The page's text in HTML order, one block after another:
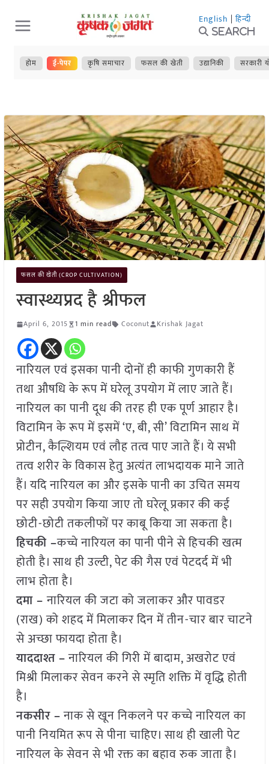
Skip
to
content
English | हिन्दी
Search
होम ई-पेपर कृषि समाचार फसल की खेती उद्यानिकी सरकारी
फसल की खेती (CROP CULTIVATION)
स्वास्थ्यप्रद है श्रीफल
April 6, 2015 1 min read Coconut Krishak Jagat
नारियल एवं इसका पानी दोनों ही काफी गुणकारी हैं
तथा औषधि के रूप में घरेलू उपयोग में लाए जाते हैं।
नारियल का पानी दूध की तरह ही एक पूर्ण आहार है।
विटामिन के रूप में इसमें ‘ए, बी, सी’ विटामिन साथ में
प्रोटीन, कैल्शियम एवं लौह तत्व पाए जाते हैं। ये सभी
तत्व शरीर के विकास हेतु अत्यंत लाभदायक माने जाते
हैं। यदि नारियल का और इसके पानी का उचित समय
पर सही उपयोग किया जाए तो घरेलू प्रकार की कई
छोटी-छोटी तकलीफों पर काबू किया जा सकता है।
हिचकी –कच्चे नारियल का पानी पीने से हिचकी खत्म
होती है। साथ ही उल्टी, पेट की गैस एवं पेटदर्द में भी
लाभ होता है।
दमा –नारियल की जटा को जलाकर और पावडर
(राख) को शहद में मिलाकर दिन में तीन-चार बार चाटने
से अच्छा फायदा होता है।
याददाश्त –नारियल की गिरी में बादाम, अखरोट एवं
मिश्री मिलाकर सेवन करने से स्मृति शक्ति में वृद्धि होती
है।
नकसीर –नाक से खून निकलने पर कच्चे नारियल का
पानी नियमित रूप से पीना चाहिए। साथ ही खाली पेट
नारियल के सेवन से भी रक्त का बहाव रुक जाता है।